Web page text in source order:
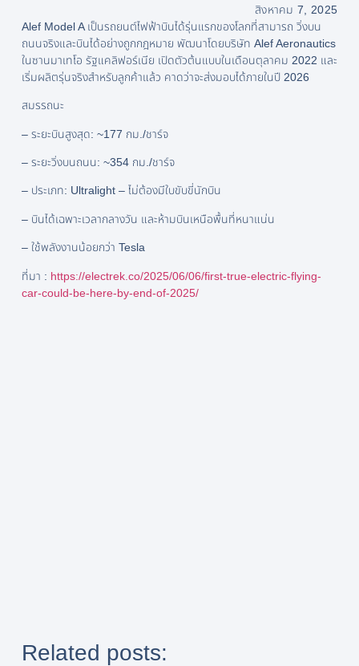
สิงหาคม 7, 2025
Alef Model A เป็นรถยนต์ไฟฟ้าบินได้รุ่นแรกของโลกที่สามารถ วิ่งบน
ถนนจริงและบินได้อย่างถูกกฎหมาย พัฒนาโดยบริษัท Alef Aeronautics
ในซานมาเทโอ รัฐแคลิฟอร์เนีย เปิดตัวต้นแบบในเดือนตุลาคม 2022 และ
เริ่มผลิตรุ่นจริงสำหรับลูกค้าแล้ว คาดว่าจะส่งมอบได้ภายในปี 2026
สมรรถนะ
– ระยะบินสูงสุด: ~177 กม./ชาร์จ
– ระยะวิ่งบนถนน: ~354 กม./ชาร์จ
– ประเภท: Ultralight – ไม่ต้องมีใบขับขี่นักบิน
– บินได้เฉพาะเวลากลางวัน และห้ามบินเหนือพื้นที่หนาแน่น
– ใช้พลังงานน้อยกว่า Tesla
ที่มา : https://electrek.co/2025/06/06/first-true-electric-flying-
car-could-be-here-by-end-of-2025/
Related posts: